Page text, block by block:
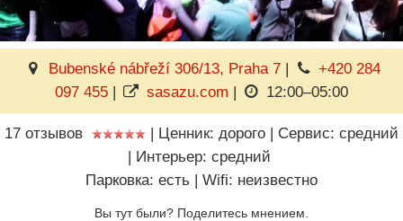
Bubenské nábřeží 306/13, Praha 7|
+420 284
097 455| sasazu.com | 12:00–05:00
17 отзывов | Ценник: дорого | Сервис: средний
| Интерьер: средний
Парковка: есть | Wifi: неизвестно
Вы тут были? Поделитесь мнением.